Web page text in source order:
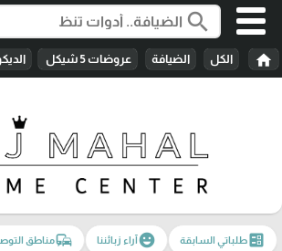
search
home الكل الضيافة عروضات 5 شيكل
ballotطلباتي السابقة emoji_emotionsآراء زبائننا commuteمناطق